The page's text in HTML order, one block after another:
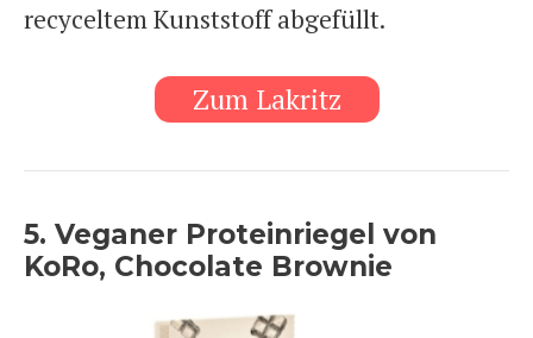
recyceltem Kunststoff abgefüllt.
Zum Lakritz
5. Veganer Proteinriegel von
KoRo, Chocolate Brownie